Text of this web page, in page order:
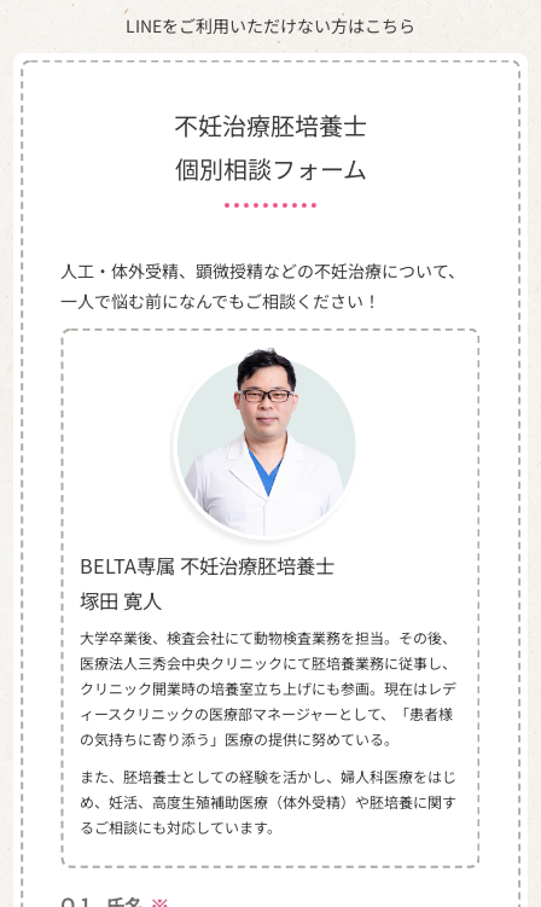
LINEをご利用いただけない方はこちら
不妊治療胚培養士
個別相談フォーム
人工・体外受精、顕微授精などの不妊治療について、
一人で悩む前になんでもご相談ください！
BELTA専属 不妊治療胚培養士
塚田 寛人
大学卒業後、検査会社にて動物検査業務を担当。その後、
医療法人三秀会中央クリニックにて胚培養業務に従事し、
クリニック開業時の培養室立ち上げにも参画。現在はレデ
ィースクリニックの医療部マネージャーとして、「患者様
の気持ちに寄り添う」医療の提供に努めている。
また、胚培養士としての経験を活かし、婦人科医療をはじ
め、妊活、高度生殖補助医療（体外受精）や胚培養に関す
るご相談にも対応しています。